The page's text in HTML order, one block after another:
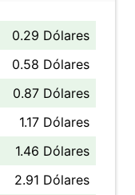
0.29 Dólares
0.58 Dólares
0.87 Dólares
1.17 Dólares
1.46 Dólares
2.91 Dólares